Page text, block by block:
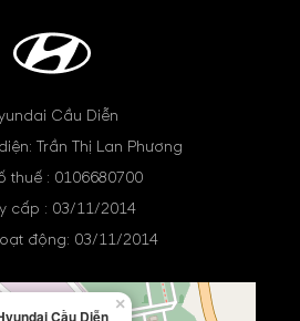
Cầu Diễn
Trần Thị Lan Phương
thuế : 0106680700
cấp : 03/11/2014
động: 03/11/2014
Cầu Diễn
×